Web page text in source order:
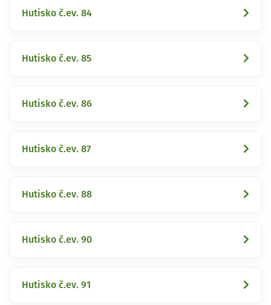
Hutisko č.ev. 84
Hutisko č.ev. 85
Hutisko č.ev. 86
Hutisko č.ev. 87
Hutisko č.ev. 88
Hutisko č.ev. 90
Hutisko č.ev. 91